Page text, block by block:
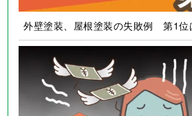
外壁塗装、屋根塗装の失敗例 第1位